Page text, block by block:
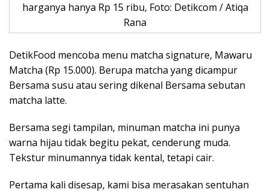
harganya hanya Rp 15 ribu, Foto: Detikcom / Atiqa
Rana
DetikFood mencoba menu matcha signature, Mawaru
Matcha (Rp 15.000). Berupa matcha yang dicampur
Bersama susu atau sering dikenal Bersama sebutan
matcha latte.
Bersama segi tampilan, minuman matcha ini punya
warna hijau tidak begitu pekat, cenderung muda.
Tekstur minumannya tidak kental, tetapi cair.
Pertama kali disesap, kami bisa merasakan sentuhan